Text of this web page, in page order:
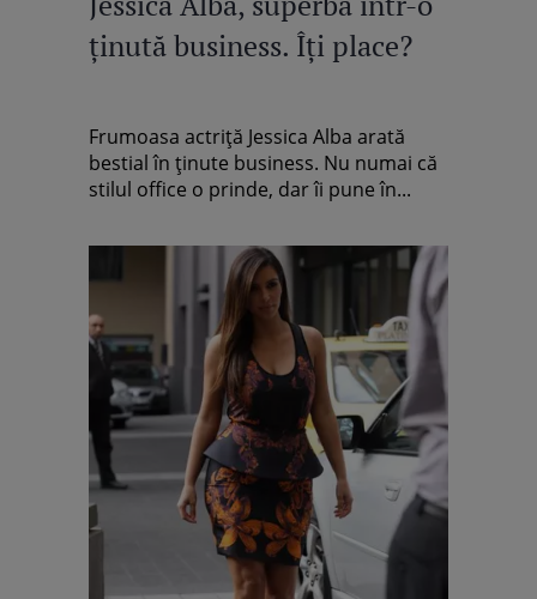
ţinută business. Îţi place?
Frumoasa actriţă Jessica Alba arată
bestial în ţinute business. Nu numai că
stilul office o prinde, dar îi pune în...